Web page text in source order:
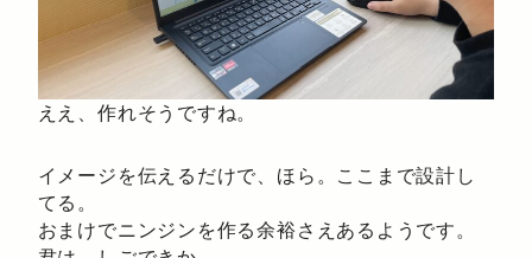
ええ、作れそうですね。
イメージを伝えるだけで、ほら。ここまで設計し
てる。
おまけでニンジンを作る余裕さえあるようです。